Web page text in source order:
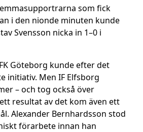
som fick
i den nionde minuten kunde
Svensson nicka in 1–0 i
Göteborg kunde efter det
initiativ. Men IF Elfsborg
– och tog också över
resultat av det kom även ett
Alexander Bernhardsson stod
förarbete innan han